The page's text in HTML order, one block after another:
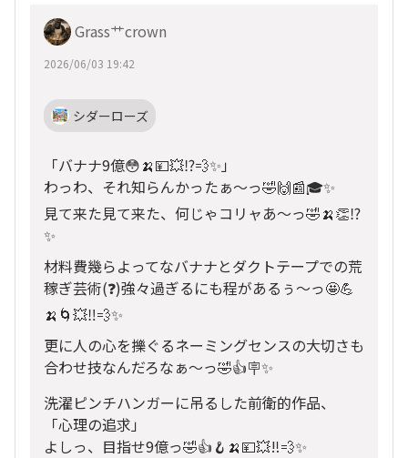
Grass艹crown
2026/06/03 19:42
シダーローズ
「バナナ9億😳🍌💴💥⁉️💨✨」
わっわ、それ知らんかったぁ〜っ🤣🙌📰🎓✨
見て来た見て来た、何じゃコリャあ〜っ🤣🍌👏⁉️
✨
材料費幾らよってなバナナとダクトテープでの荒
稼ぎ芸術(❓)強々過ぎるにも程があるぅ〜っ🤩💪
🍌🌀💥‼️💨✨
更に人の心を擽ぐるネーミングセンスの大切さも
合わせ技なんだろなぁ〜っ🤣👍🪧✨
洗濯ピンチハンガーに吊るした前衛的作品、
「心理の追求」
よしっ、目指せ9億っ🤣👍🪝🍌💴💥‼️💨✨